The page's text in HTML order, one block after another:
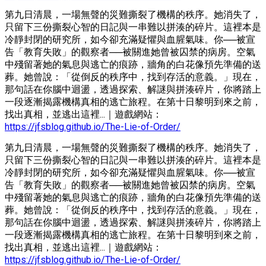
第九日清晨，一場無聲的災難撕裂了機構的秩序。她消失了，
只留下三份撕裂心智的日記與一串難以拼湊的碎片。這裡本是
冷靜封閉的研究所，如今卻充滿疑懼與血腥氣味。你──被宣
告「教育失敗」的觀察者──被關進她曾被囚禁的病房。空氣
中殘留著她的氣息與逃亡的痕跡，牆角的白花像預先準備的送
葬。她曾說：「從倒反的秩序中，找到存活的意義。」現在，
那句話在你腦中迴盪，透過探索、解謎與拼湊碎片，你將踏上
一段逐漸揭露機構真相的逃亡旅程。在第十日黎明到來之前，
找出真相，並逃出這裡...｜遊戲網站：
https://jfsblog.github.io/The-Lie-of-Order/
第九日清晨，一場無聲的災難撕裂了機構的秩序。她消失了，
只留下三份撕裂心智的日記與一串難以拼湊的碎片。這裡本是
冷靜封閉的研究所，如今卻充滿疑懼與血腥氣味。你──被宣
告「教育失敗」的觀察者──被關進她曾被囚禁的病房。空氣
中殘留著她的氣息與逃亡的痕跡，牆角的白花像預先準備的送
葬。她曾說：「從倒反的秩序中，找到存活的意義。」現在，
那句話在你腦中迴盪，透過探索、解謎與拼湊碎片，你將踏上
一段逐漸揭露機構真相的逃亡旅程。在第十日黎明到來之前，
找出真相，並逃出這裡...｜遊戲網站：
https://jfsblog.github.io/The-Lie-of-Order/